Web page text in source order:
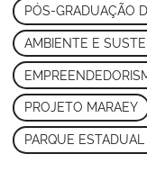
PÓS-GRADUAÇÃO
AMBIENTE E
PROJETO MARAEY
PARQUE